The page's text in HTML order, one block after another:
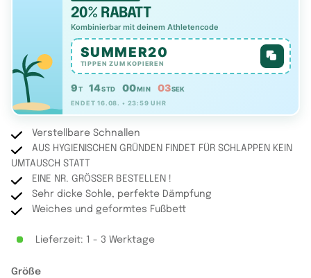
20% RABATT
Kombinierbar mit deinem Athletencode
SUMMER20
TIPPEN ZUM KOPIEREN
9T 14STD 00MIN 02SEK
ENDET 16.08. • 23:59 UHR
Verstellbare Schnallen
AUS HYGIENISCHEN GRÜNDEN FINDET FÜR SCHLAPPEN KEIN
UMTAUSCH STATT
EINE NR. GRÖSSER BESTELLEN !
Sehr dicke Sohle, perfekte Dämpfung
Weiches und geformtes Fußbett
Lieferzeit: 1 - 3 Werktage
Größe